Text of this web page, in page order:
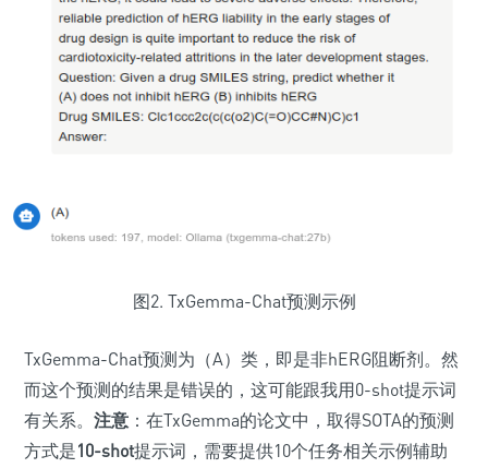
图2. TxGemma-Chat预测示例
TxGemma-Chat预测为（A）类，即是非hERG阻断剂。然
而这个预测的结果是错误的，这可能跟我用0-shot提示词
有关系。 注意 ：在TxGemma的论文中，取得SOTA的预测
方式是10-shot提示词，需要提供10个任务相关示例辅助